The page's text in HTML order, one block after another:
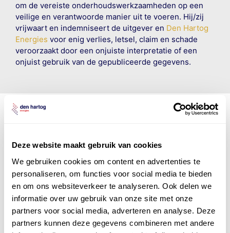
Deze website maakt gebruik van cookies
We gebruiken cookies om content en advertenties te
personaliseren, om functies voor social media te bieden
en om ons websiteverkeer te analyseren. Ook delen we
informatie over uw gebruik van onze site met onze
partners voor social media, adverteren en analyse. Deze
partners kunnen deze gegevens combineren met andere
om de vereiste onderhoudswerkzaamheden op een
veilige en verantwoorde manier uit te voeren. Hij/zij
vrijwaart en indemniseert de uitgever en Den Hartog
Energies voor enig verlies, letsel, claim en schade
veroorzaakt door een onjuiste interpretatie of een
onjuist gebruik van de gepubliceerde gegevens.
Den Hartog Energies
bestaat uitvier divisies